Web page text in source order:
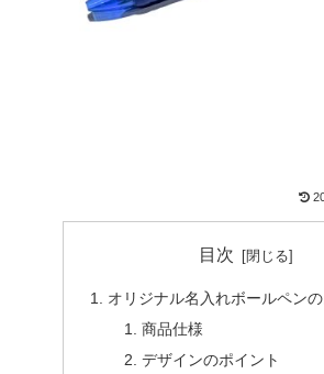
目次
オリジナル名入れボールペン
商品仕様
デザインのポイント